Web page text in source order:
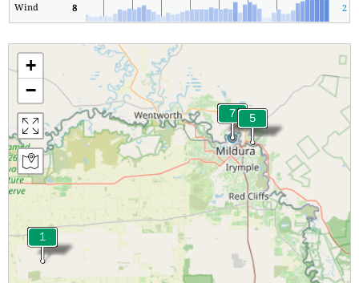
Wind 8 2
+
−